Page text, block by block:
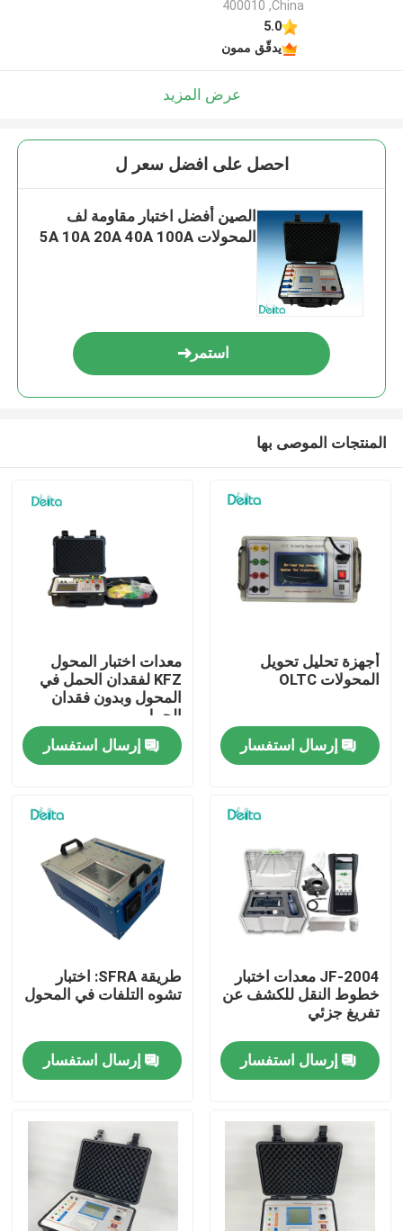
المنتجات
معلومات عنا
جولة في المعمل
رقابة جودة
اتصل بنا
معدات الاختبار الكهربائية
معدات اختبار الحريق
400010 ,China
5.0
يدقّق ممون
عرض المزيد
احصل على افضل سعر ل
الصين أفضل اختبار مقاومة لف
المحولات 5A 10A 20A 40A 100A
استمر
المنتجات الموصى بها
أجهزة تحليل تحويل
المحولات OLTC
إرسال استفسار
معدات اختبار المحول
KFZ لفقدان الحمل في
المحول وبدون فقدان
الحمل
إرسال استفسار
JF-2004 معدات اختبار
خطوط النقل للكشف عن
تفريغ جزئي
إرسال استفسار
طريقة SFRA: اختبار
تشوه التلفات في المحول
إرسال استفسار